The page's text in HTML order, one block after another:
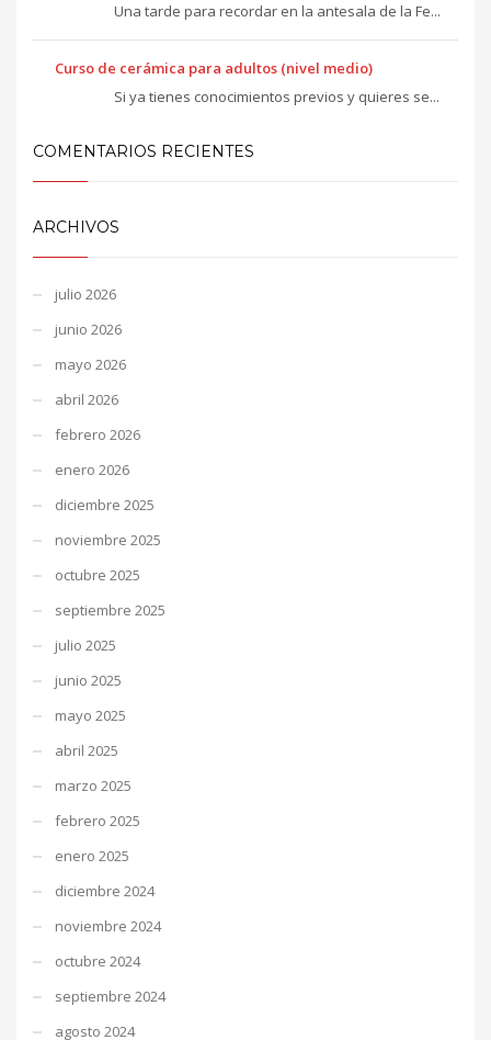
Una tarde para recordar en la antesala de la Fe...
Curso de cerámica para adultos (nivel medio)
Si ya tienes conocimientos previos y quieres se...
COMENTARIOS RECIENTES
ARCHIVOS
julio 2026
junio 2026
mayo 2026
abril 2026
febrero 2026
enero 2026
diciembre 2025
noviembre 2025
octubre 2025
septiembre 2025
julio 2025
junio 2025
mayo 2025
abril 2025
marzo 2025
febrero 2025
enero 2025
diciembre 2024
noviembre 2024
octubre 2024
septiembre 2024
agosto 2024